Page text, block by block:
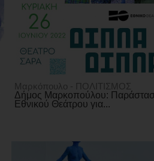
Μαρκόπουλο - ΠΟΛΙΤΙΣΜΟΣ
Δήμος Μαρκοπούλου:
Εθνικού Θεάτρου για...